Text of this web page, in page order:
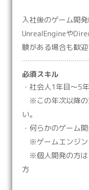
入社後のゲーム開
UnrealEngineや
験がある場合も歓迎
必須スキル
・社会人1年目～5
※この年次以降の
い。
・何らかのゲーム
※ゲームエンジン
※個人開発の方は
方